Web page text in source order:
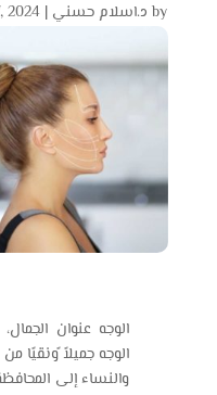
by د.اسلام حسني |
2024
الوجه عنوان
الوجه جميلاً ًونقيًا من
والنساء إلى